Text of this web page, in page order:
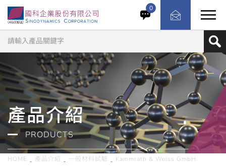
在顯微鏡領域，硬度測試是最複雜的測試之一。我們的設備
完美設計適用於所有樣品，從小型到大型、從硬質到軟質，
同時也充分考慮不同測量方法的要求
0
產品介紹
PRODUCTS
HOME 產品介紹 一般材料試驗
Kammrath & Weiss GmbH